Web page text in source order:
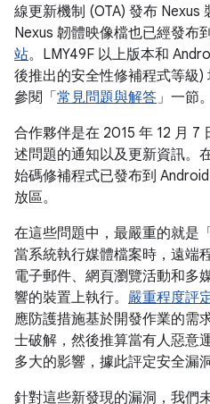
線更新機制 (OTA) 發布 Nexus
Nexus 韌體映像檔也已經發布
站。LMY49F 以上版本和
後推出的安全性修補程式等級
參閱「 常見問題與解答」一節。
合作夥伴是在 2015 年 12 月 7
述問題的通知以及更新資訊。
始碼修補程式已發布到
放區。
在這些問題中，最嚴重的就是
當系統執行媒體檔案時，遠端
電子郵件、網頁瀏覽活動和多
響的裝置上執行。 嚴重程度評
應防護措施基於開發作業的需
士破解，然後推算當有人惡意
多大的影響，據此評定安全漏
針對這些新發現的漏洞，我們